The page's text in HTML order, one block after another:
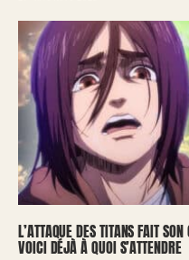
L’ATTAQUE DES TITANS FAIT
VOICI DÉJÀ À QUOI S’ATTENDRE